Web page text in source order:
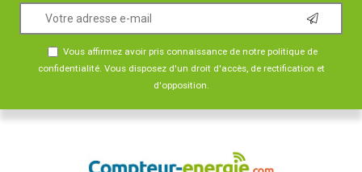
Vous affirmez avoir pris connaissance de notre politique de
confidentialité. Vous disposez d'un droit d'accès, de rectification et
d'opposition.